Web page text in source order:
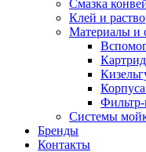
Cмазка
Клей и
Материалы и
Фильтр-
Системы
Бренды
Контакты